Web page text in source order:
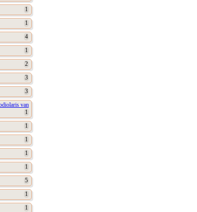
1
1
4
1
2
3
3
van
1
1
1
1
1
5
1
1